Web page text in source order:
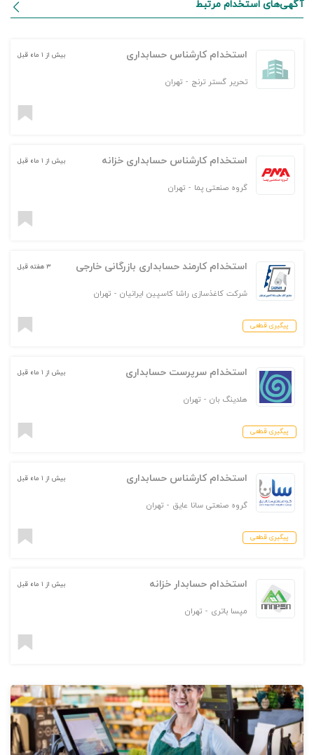
آگهی‌های استخدام مرتبط
استخدام کارشناس حسابداری
تحریر گستر ترنج - تهران
بیش از ۱ ماه قبل
استخدام کارشناس حسابداری خزانه
گروه صنعتی پما - تهران
بیش از ۱ ماه قبل
استخدام کارمند حسابداری بازرگانی خارجی
شرکت کاغذسازی راشا کاسپین ایرانیان - تهران
۳ هفته قبل
پیگیری قطعی
استخدام سرپرست حسابداری
هلدینگ بان - تهران
بیش از ۱ ماه قبل
پیگیری قطعی
استخدام کارشناس حسابداری
گروه صنعتی سانا عایق - تهران
بیش از ۱ ماه قبل
پیگیری قطعی
استخدام حسابدار خزانه
مپسا باتری - تهران
بیش از ۱ ماه قبل